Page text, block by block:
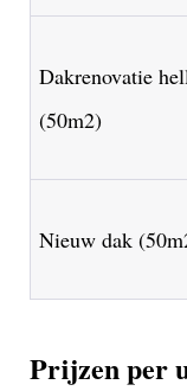
Dakrenovatie
(50m2)
Nieuw dak
Prijzen per